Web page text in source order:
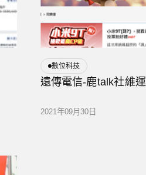
數位科技
遠傳電信-鹿talk社維運
2021年09月30日